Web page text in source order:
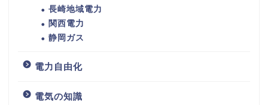
長崎地域電力
関西電力
静岡ガス
電力自由化
電気の知識